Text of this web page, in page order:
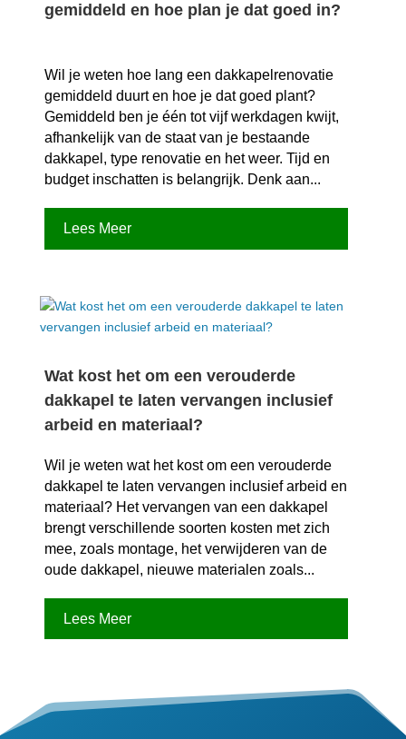
gemiddeld en hoe plan je dat goed in?
Wil je weten hoe lang een dakkapelrenovatie
gemiddeld duurt en hoe je dat goed plant?
Gemiddeld ben je één tot vijf werkdagen kwijt,
afhankelijk van de staat van je bestaande
dakkapel, type renovatie en het weer.​ Tijd en
budget inschatten is belangrijk.​ Denk aan...
Lees Meer
Wat kost het om een verouderde
dakkapel te laten vervangen inclusief
arbeid en materiaal?
Wil je weten wat het kost om een verouderde
dakkapel te laten vervangen inclusief arbeid en
materiaal? Het vervangen van een dakkapel
brengt verschillende soorten kosten met zich
mee, zoals montage, het verwijderen van de
oude dakkapel, nieuwe materialen zoals...
Lees Meer